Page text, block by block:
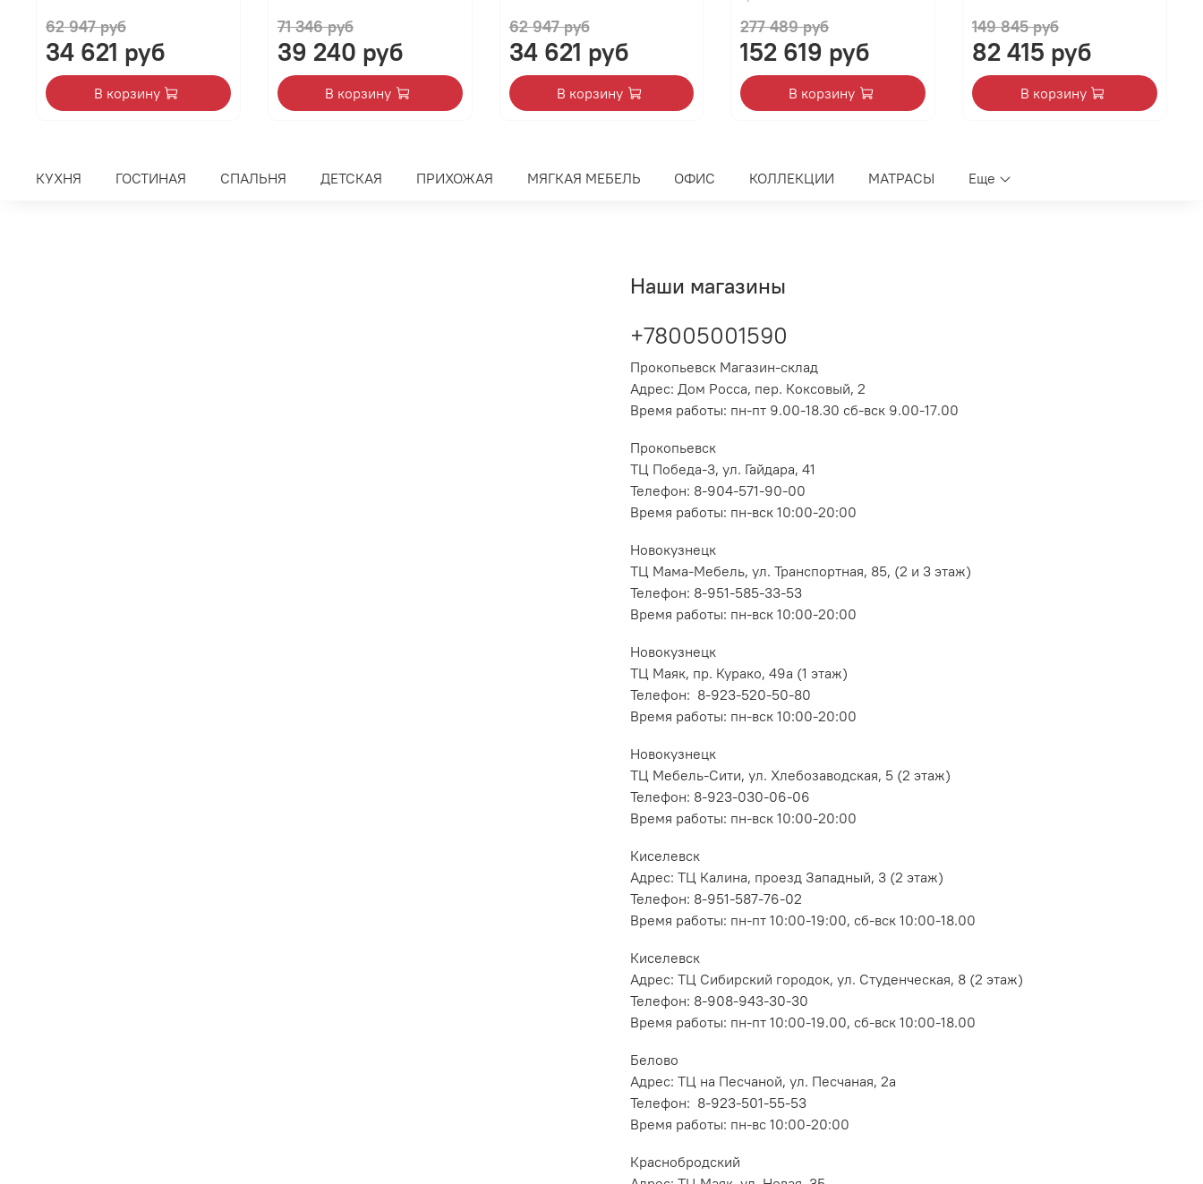
62 947 руб
34 621 руб
В корзину
71 346 руб
39 240 руб
В корзину
62 947 руб
34 621 руб
В корзину
277 489 руб
152 619 руб
В корзину
149 845 руб
82 415 руб
В корзину
КУХНЯ ГОСТИНАЯ СПАЛЬНЯ ДЕТСКАЯ ПРИХОЖАЯ МЯГКАЯ МЕБЕЛЬ ОФИС КОЛЛЕКЦИИ МАТРАСЫ Еще
Наши магазины
+78005001590
Прокопьевск Магазин-склад
Адрес: Дом Росса, пер. Коксовый, 2
Время работы: пн-пт 9.00-18.30 сб-вск 9.00-17.00
Прокопьевск
ТЦ Победа-3, ул. Гайдара, 41
Телефон: 8-904-571-90-00
Время работы: пн-вск 10:00-20:00
Новокузнецк
ТЦ Мама-Мебель, ул. Транспортная, 85, (2 и 3 этаж)
Телефон: 8-951-585-33-53
Время работы: пн-вск 10:00-20:00
Новокузнецк
ТЦ Маяк, пр. Курако, 49а (1 этаж)
Телефон: 8-923-520-50-80
Время работы: пн-вск 10:00-20:00
Новокузнецк
ТЦ Мебель-Сити, ул. Хлебозаводская, 5 (2 этаж)
Телефон: 8-923-030-06-06
Время работы: пн-вск 10:00-20:00
Киселевск
Адрес: ТЦ Калина, проезд Западный, 3 (2 этаж)
Телефон: 8-951-587-76-02
Время работы: пн-пт 10:00-19:00, сб-вск 10:00-18.00
Киселевск
Адрес: ТЦ Сибирский городок, ул. Студенческая, 8 (2 этаж)
Телефон: 8-908-943-30-30
Время работы: пн-пт 10:00-19.00, сб-вск 10:00-18.00
Белово
Адрес: ТЦ на Песчаной, ул. Песчаная, 2а
Телефон: 8-923-501-55-53
Время работы: пн-вс 10:00-20:00
Краснобродский